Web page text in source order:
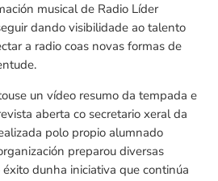
musical de Radio Líder
dando visibilidade ao talento
a radio coas novas formas de
un vídeo resumo da tempada e
aberta co secretario xeral da
polo propio alumnado
preparou diversas
dunha iniciativa que continúa